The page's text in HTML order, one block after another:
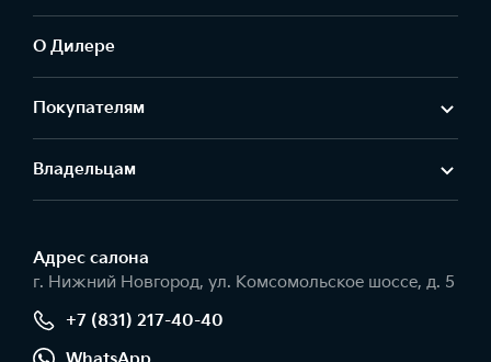
О Дилере
Покупателям
Владельцам
Адрес салонa
г. Нижний Новгород, ул. Комсомольское шоссе, д. 5
+7 (831) 217-40-40